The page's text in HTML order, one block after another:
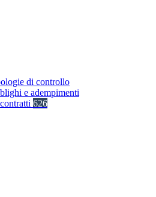
di controllo
e adempimenti
626